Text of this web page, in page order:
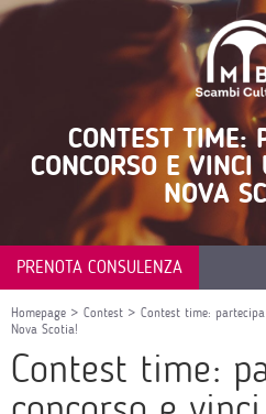
CONTEST TIME:
CONCORSO E
NOVA
PRENOTA CONSULENZA
Homepage > Contest > Contest time:
Nova Scotia!
Contest time: